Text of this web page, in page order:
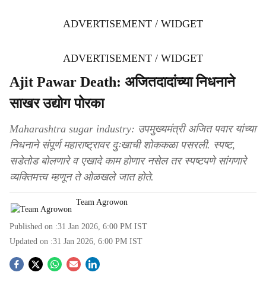
ADVERTISEMENT / WIDGET
ADVERTISEMENT / WIDGET
Ajit Pawar Death: अजितदादांच्या निधनाने
साखर उद्योग पोरका
Maharashtra sugar industry: उपमुख्यमंत्री अजित पवार यांच्या
निधनाने संपूर्ण महाराष्ट्रावर दुःखाची शोककळा पसरली. स्पष्ट,
सडेतोड बोलणारे व एखादे काम होणार नसेल तर स्पष्टपणे सांगणारे
व्यक्तिमत्त्व म्हणून ते ओळखले जात होते.
Team Agrowon
Published on :31 Jan 2026, 6:00 PM IST
Updated on :31 Jan 2026, 6:00 PM IST
S